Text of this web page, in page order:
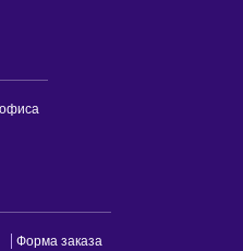
Форма заказа